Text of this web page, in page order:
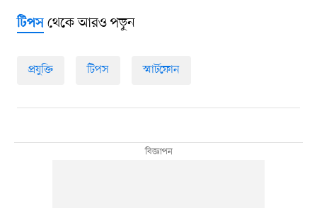
টিপসথেকে আরও পড়ুন
প্রযুক্তি টিপস স্মার্টফোন